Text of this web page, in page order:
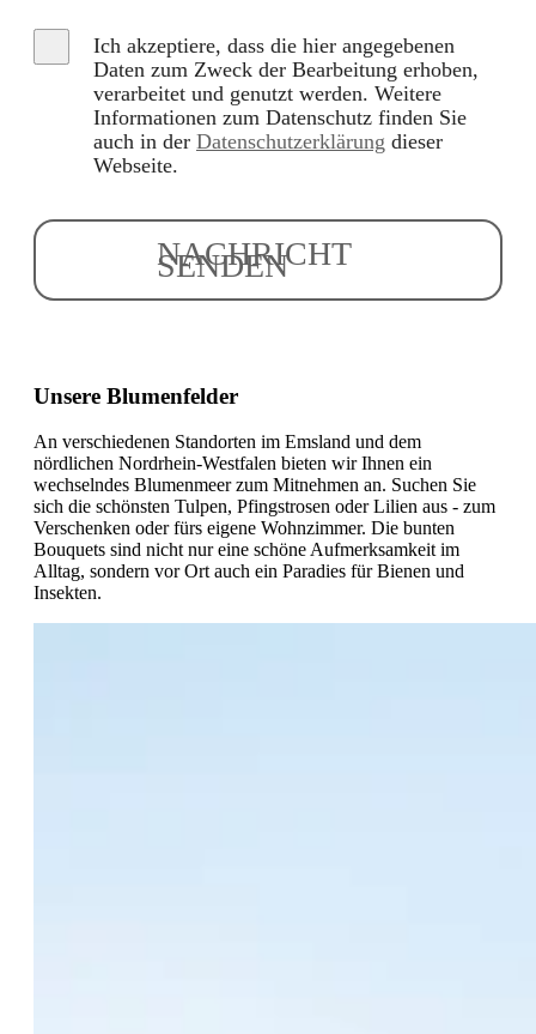
Ich akzeptiere, dass die hier angegebenen
Daten zum Zweck der Bearbeitung erhoben,
verarbeitet und genutzt werden. Weitere
Informationen zum Datenschutz finden Sie
auch in der Datenschutzerklärung dieser
Webseite.
NACHRICHT
SENDEN
Unsere Blumenfelder
An verschiedenen Standorten im Emsland und dem
nördlichen Nordrhein-Westfalen bieten wir Ihnen ein
wechselndes Blumenmeer zum Mitnehmen an. Suchen Sie
sich die schönsten Tulpen, Pfingstrosen oder Lilien aus - zum
Verschenken oder fürs eigene Wohnzimmer. Die bunten
Bouquets sind nicht nur eine schöne Aufmerksamkeit im
Alltag, sondern vor Ort auch ein Paradies für Bienen und
Insekten.